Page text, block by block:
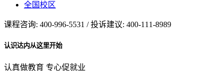
全国校区
课程咨询: 400-996-5531 / 投诉建议: 400-111-8989
认识达内从这里开始
认真做教育 专心促就业